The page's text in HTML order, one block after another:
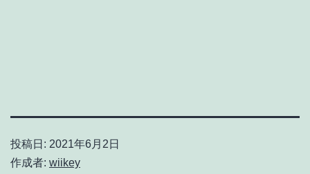
投稿日: 2021年6月2日
作成者: wiikey